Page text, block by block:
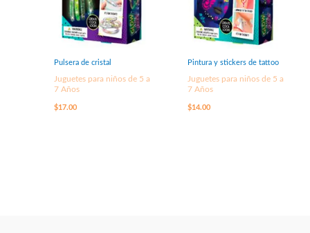
Pulsera de cristal
Juguetes para niños de 5 a
7 Años
$17.00
Pintura y stickers de tattoo
Juguetes para niños de 5 a
7 Años
$14.00